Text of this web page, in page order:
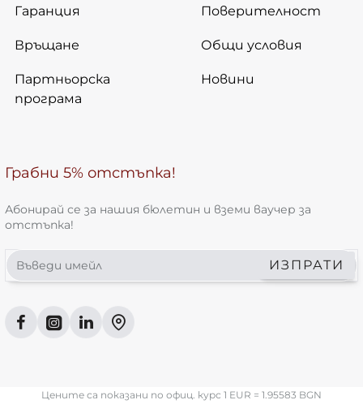
Гаранция
Връщане
Партньорска
програма
Поверителност
Общи условия
Новини
Грабни 5% отстъпка!
Абонирай се за нашия бюлетин и вземи ваучер за
отстъпка!
Въведи
имейл
ИЗПРАТИ
Цените са показани по офиц. курс 1 EUR = 1.95583 BGN